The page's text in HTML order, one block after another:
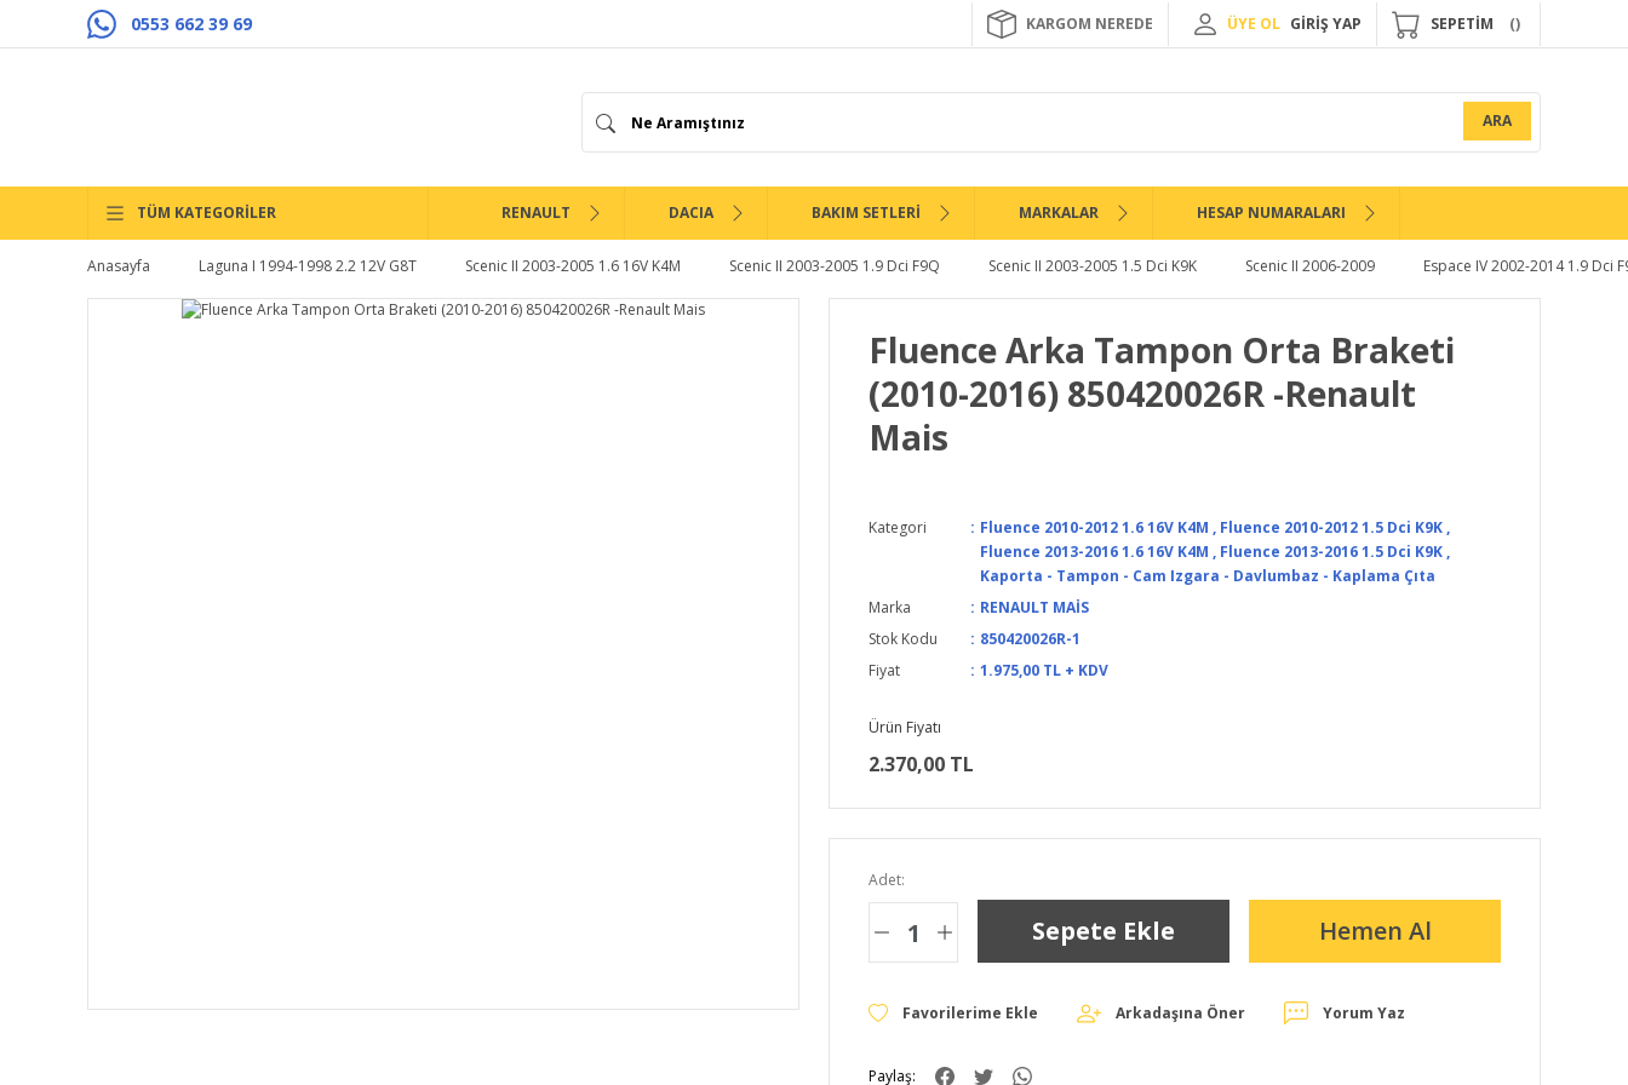
0553 662 39 69 KARGOM NEREDE ÜYE OL GİRİŞ YAP SEPETİM
ARA
TÜM KATEGORİLER RENAULT DACIA BAKIM SETLERİ MARKALAR HESAP NUMARALARI
Anasayfa Laguna I 1994-1998 2.2 12V G8T Scenic II 2003-2005 1.6 16V K4M Scenic II 2003-2005 1.9 Dci F9Q Scenic II 2003-2005 1.5 Dci K9K Scenic II 2006-2009 Espace IV 2002-2014 1.9 Dci
Fluence Arka Tampon Orta Braketi
(2010-2016) 850420026R -Renault
Mais
Kategori Fluence 2010-2012 1.6 16V K4M , Fluence 2010-2012 1.5 Dci K9K ,
Fluence 2013-2016 1.6 16V K4M , Fluence 2013-2016 1.5 Dci K9K ,
Kaporta - Tampon - Cam Izgara - Davlumbaz - Kaplama Çıta
Marka
RENAULT MAİS
Stok Kodu
850420026R-1
Fiyat
1.975,00 TL + KDV
Ürün Fiyatı
2.370,00 TL
Adet:
Sepete Ekle Hemen Al
Arkadaşına Öner Yorum Yaz
Paylaş: